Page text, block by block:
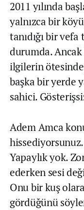
2011 yılında
yalnızca bir
tanıdığı bir
durumda.
ilgilerin
başka bir yerde
sahici.
Adem Amca
Yapaylık yok.
ederken sesi
Onu bir kuş
gördüğünü